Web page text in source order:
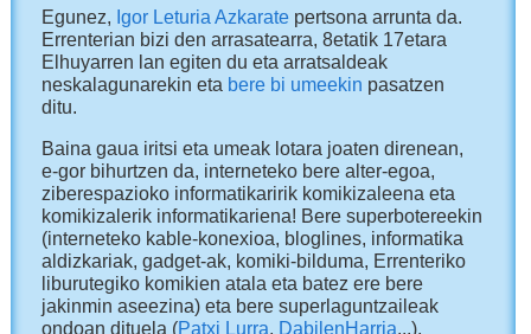
Egunez, Igor Leturia Azkarate pertsona arrunta da.
Errenterian bizi den arrasatearra, 8etatik 17etara
Elhuyarren lan egiten du eta arratsaldeak
neskalagunarekin eta bere bi umeekin pasatzen
ditu.
Baina gaua iritsi eta umeak lotara joaten direnean,
e-gor bihurtzen da, interneteko bere alter-egoa,
ziberespazioko informatikaririk komikizaleena eta
komikizalerik informatikariena! Bere superbotereekin
(interneteko kable-konexioa, bloglines, informatika
aldizkariak, gadget-ak, komiki-bilduma, Errenteriko
liburutegiko komikien atala eta batez ere bere
jakinmin aseezina) eta bere superlaguntzaileak
ondoan dituela (Patxi Lurra, DabilenHarria...),